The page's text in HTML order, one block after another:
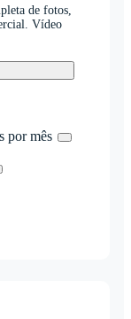
de fotos,
Vídeo
por mês